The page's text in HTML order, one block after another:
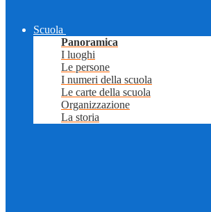
Scuola
Panoramica
I luoghi
Le persone
I numeri della scuola
Le carte della scuola
Organizzazione
La storia